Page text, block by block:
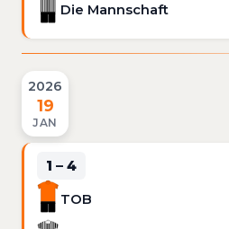
Die Mannschaft
2026
19
JAN
1 – 4
TOB